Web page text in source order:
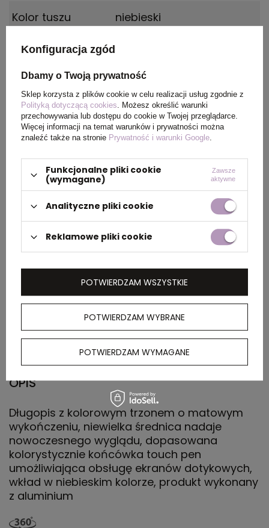
Kolor tuszu niebieski
Rozmiar
Waga
produktu (g)
6
Ilość szt. w
kartonie
wewnętrznym
50
Wymiary
zewnętrznego
46 x 31 x 14 cm
Waga
zewnętrznego
11
OPIS
Długopis z kolorowym trzonem o matowym
wykończeniu, niewielka średnica nadaje
nowoczesnego wyglądu, dopasowana
kolorystycznie końcówka touch pen
umożliwiająca obsługę ekranów dotykowych,
wkład w niebieskim kolorze, produkt wykonany
z aluminium
Konfiguracja zgód
Dbamy o Twoją prywatność
Sklep korzysta z plików cookie w celu realizacji usług zgodnie z
Polityką dotyczącą cookies. Możesz określić warunki
przechowywania lub dostępu do cookie w Twojej przeglądarce.
Więcej informacji na temat warunków i prywatności można
znaleźć także na stronie Prywatność i warunki Google.
Funkcjonalne pliki cookie
(wymagane)
Zawsze
aktywne
Analityczne pliki cookie
Reklamowe pliki cookie
POTWIERDZAM WYBRANE
POTWIERDZAM WYMAGANE
POTWIERDZAM WSZYSTKIE